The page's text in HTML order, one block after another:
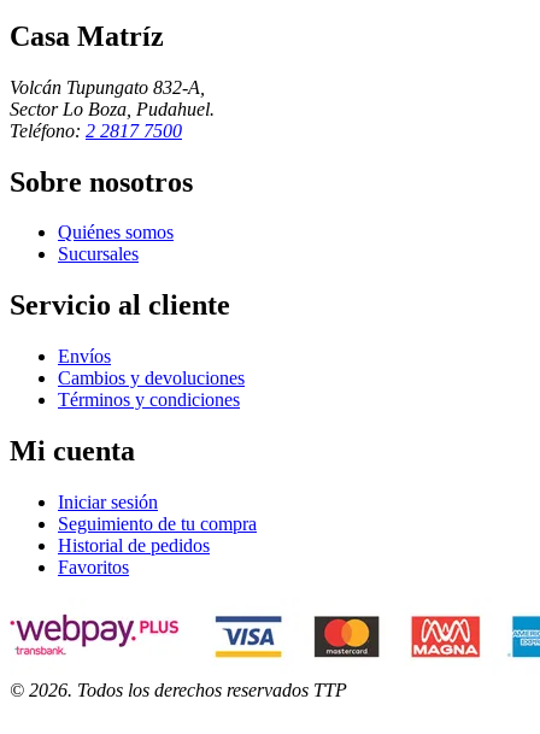
Casa Matríz
Volcán Tupungato 832-A,
Sector Lo Boza, Pudahuel.
Teléfono: 2 2817 7500
Sobre nosotros
Quiénes somos
Sucursales
Servicio al cliente
Envíos
Cambios y devoluciones
Términos y condiciones
Mi cuenta
Iniciar sesión
Seguimiento de tu compra
Historial de pedidos
Favoritos
© 2026. Todos los derechos reservados TTP